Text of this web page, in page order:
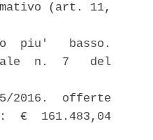
(art. 11,
piu'   basso.
n.  7   del
2016.  offerte
€  161.483,04